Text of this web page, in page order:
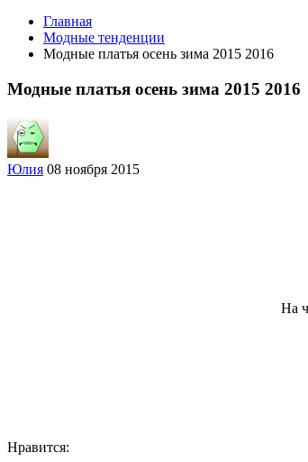
Главная
Модные тенденции
Модные платья осень зима 2015 2016
Модные платья осень зима 2015 2016
Юлия 08 ноября 2015
На
Нравится: